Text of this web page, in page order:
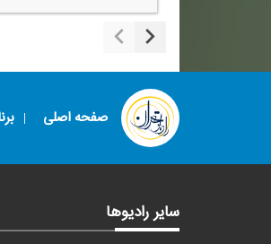
صفحه اصلی
سایر رادیوها